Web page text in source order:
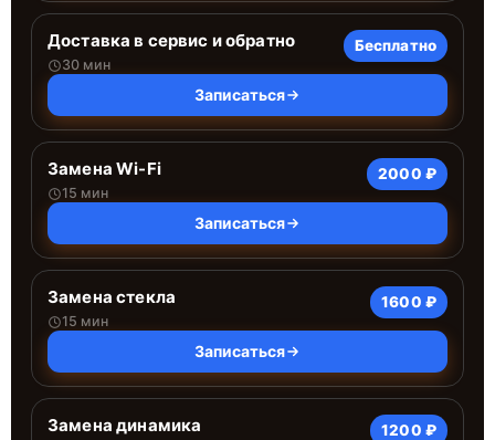
Доставка в сервис и обратно
30 мин
Бесплатно
Записаться
Замена Wi-Fi
15 мин
2000 ₽
Записаться
Замена стекла
15 мин
1600 ₽
Записаться
Замена динамика 1200 ₽